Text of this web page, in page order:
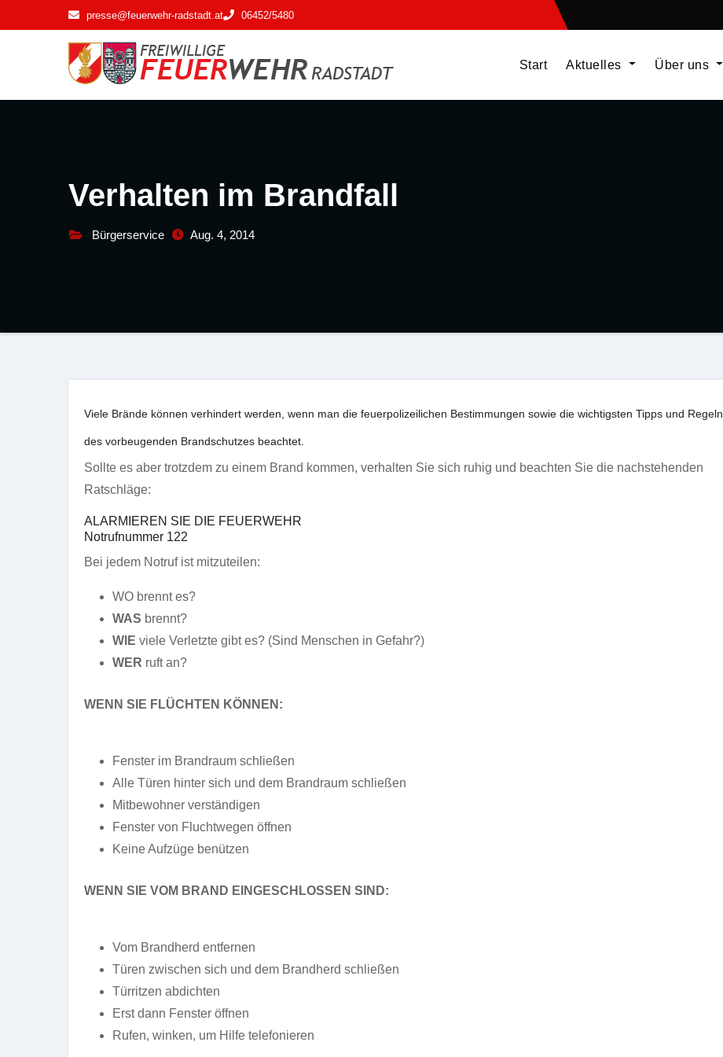
Inhalt
presse@feuerwehr-radstadt.at 06452/5480
Start Aktuelles Über uns
Verhalten im Brandfall
Bürgerservice Aug. 4, 2014
Viele Brände können verhindert werden, wenn man die feuerpolizeilichen Bestimmungen sowie die wichtigsten Tipps und Regeln
des vorbeugenden Brandschutzes beachtet.
Sollte es aber trotzdem zu einem Brand kommen, verhalten Sie sich ruhig und beachten Sie die nachstehenden
Ratschläge:
ALARMIEREN SIE DIE FEUERWEHR
Notrufnummer 122
Bei jedem Notruf ist mitzuteilen:
WO brennt es?
WAS brennt?
WIE viele Verletzte gibt es? (Sind Menschen in Gefahr?)
WER ruft an?
WENN SIE FLÜCHTEN KÖNNEN:
Fenster im Brandraum schließen
Alle Türen hinter sich und dem Brandraum schließen
Mitbewohner verständigen
Fenster von Fluchtwegen öffnen
Keine Aufzüge benützen
WENN SIE VOM BRAND EINGESCHLOSSEN SIND:
Vom Brandherd entfernen
Türen zwischen sich und dem Brandherd schließen
Türritzen abdichten
Erst dann Fenster öffnen
Rufen, winken, um Hilfe telefonieren